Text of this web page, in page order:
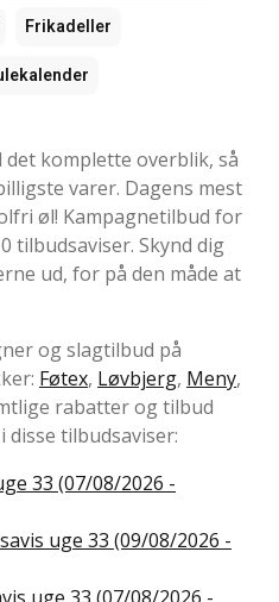
Frikadeller
komplette overblik, så
varer. Dagens mest
øl! Kampagnetilbud for
tilbudsaviser. Skynd dig
ud, for på den måde at
og slagtilbud på
Føtex, Løvbjerg, Meny,
rabatter og tilbud
tilbudsaviser:
33 (07/08/2026 -
uge 33 (09/08/2026 -